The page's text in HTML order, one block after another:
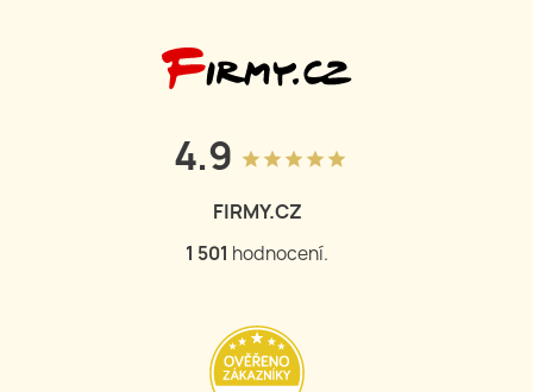
4.9 grade grade grade grade grade
FIRMY.CZ
1 502 hodnocení.